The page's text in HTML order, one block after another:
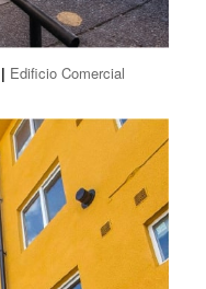
Edificio Comercial